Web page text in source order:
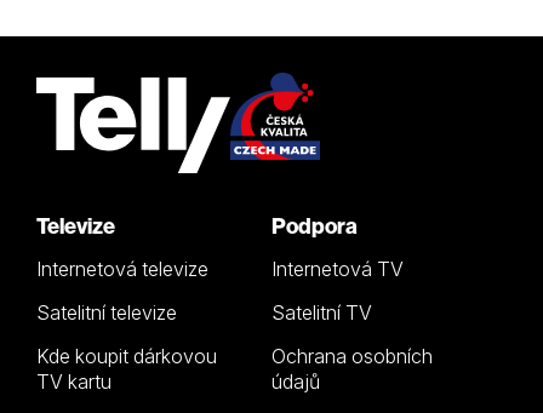
Televize
Internetová televize
Satelitní televize
Kde koupit dárkovou
TV kartu
Podpora
Internetová TV
Satelitní TV
Ochrana osobních
údajů